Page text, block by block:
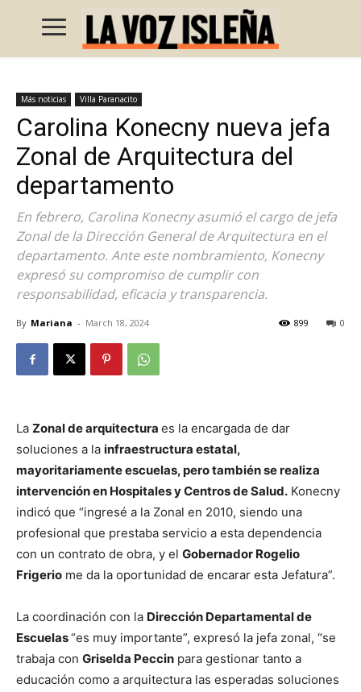
Más noticias Villa Paranacito
Carolina Konecny nueva jefa
Zonal de Arquitectura del
departamento
En febrero, Carolina Konecny asumió el cargo de jefa
Zonal de la Dirección General de Arquitectura en el
departamento. Ante este nombramiento, Konecny
expresó su compromiso de cumplir con
responsabilidad, eficacia y transparencia.
By Mariana - March 18, 2024 0
899
La Zonal de arquitectura es la encargada de dar
soluciones a la infraestructura estatal,
mayoritariamente escuelas, pero también se realiza
intervención en Hospitales y Centros de Salud. Konecny
indicó que “ingresé a la Zonal en 2010, siendo una
profesional que prestaba servicio a esta dependencia
con un contrato de obra, y el Gobernador Rogelio
Frigerio me da la oportunidad de encarar esta Jefatura”.
La coordinación con la Dirección Departamental de
Escuelas“es muy importante”, expresó la jefa zonal, “se
trabaja con Griselda Peccin para gestionar tanto a
educación como a arquitectura las esperadas soluciones